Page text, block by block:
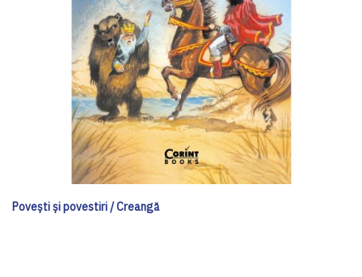
Poveşti şi povestiri / Creangă